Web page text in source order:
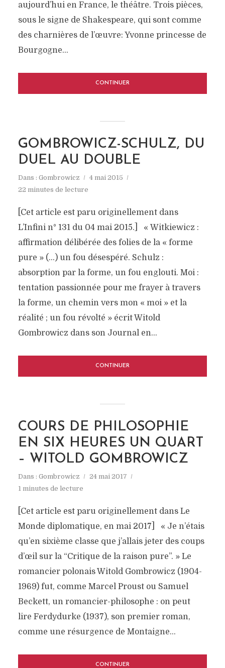
aujourd’hui en France, le théâtre. Trois pièces,
sous le signe de Shakespeare, qui sont comme
des charnières de l’œuvre: Yvonne princesse de
Bourgogne...
CONTINUER
GOMBROWICZ-SCHULZ, DU
DUEL AU DOUBLE
Dans : Gombrowicz
4 mai 2015
22 minutes de lecture
[Cet article est paru originellement dans
L’Infini n° 131 du 04 mai 2015.] « Witkiewicz :
affirmation délibérée des folies de la « forme
pure » (…) un fou désespéré. Schulz :
absorption par la forme, un fou englouti. Moi :
tentation passionnée pour me frayer à travers
la forme, un chemin vers mon « moi » et la
réalité ; un fou révolté » écrit Witold
Gombrowicz dans son Journal en...
CONTINUER
COURS DE PHILOSOPHIE
EN SIX HEURES UN QUART
– WITOLD GOMBROWICZ
Dans : Gombrowicz
24 mai 2017
1 minutes de lecture
[Cet article est paru originellement dans Le
Monde diplomatique, en mai 2017] « Je n’étais
qu’en sixième classe que j’allais jeter des coups
d’œil sur la “Critique de la raison pure”. » Le
romancier polonais Witold Gombrowicz (1904-
1969) fut, comme Marcel Proust ou Samuel
Beckett, un romancier-philosophe : on peut
lire Ferdydurke (1937), son premier roman,
comme une résurgence de Montaigne...
CONTINUER